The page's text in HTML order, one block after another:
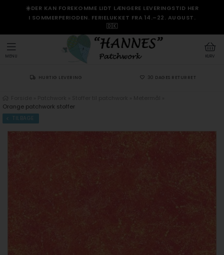
☀️DER KAN FOREKOMME LIDT LÆNGERE LEVERINGSTID HER
I SOMMERPERIODEN. FERIELUKKET FRA 14.–22. AUGUST.
🇩🇰
KURV
MENU
HURTIG LEVERING 30 DAGES RETURRET
Orange patchwork stoffer
TILBAGE